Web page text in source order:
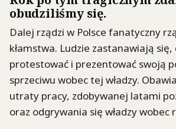
obudziliśmy się.
Dalej rządzi w Polsce fanatyczny
kłamstwa. Ludzie zastanawiają
protestować i prezentować swoją
sprzeciwu wobec tej władzy.
utraty pracy, zdobywanej latami
oraz odgrywania się władzy wobec